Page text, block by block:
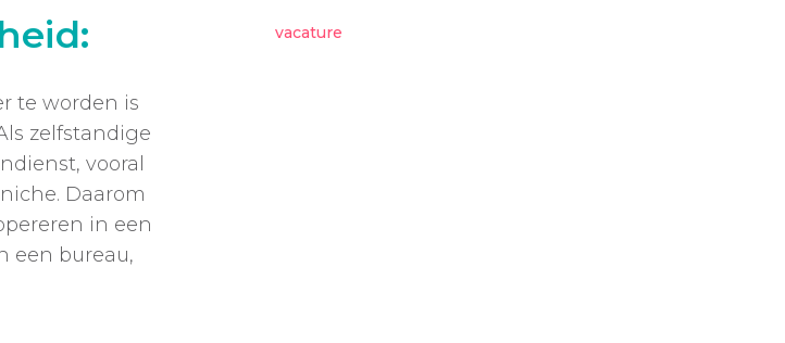
te worden is
zelfstandige
vooral
Daarom
in een
een bureau,
vacature